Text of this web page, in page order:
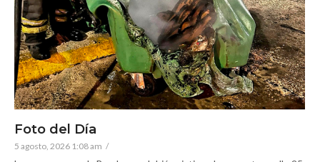
Foto del Día
5 agosto, 2026 1:08 am /